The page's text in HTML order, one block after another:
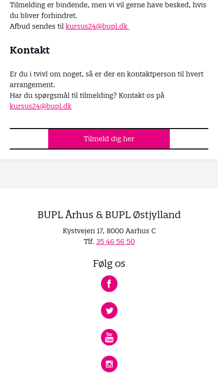
Tilmelding er bindende, men vi vil gerne have besked, hvis
du bliver forhindret.
Afbud sendes til kursus2 4 @bupl.dk
Kontakt
Er du i tvivl om noget, så er der en kontaktperson til hvert
arrangement.
Har du spørgsmål til tilmelding? Kontakt os på
kursu s24@b upl.dk
Tilmeld dig her
BUPL Århus & BUPL Østjylland
Kystvejen 17, 8000 Aarhus C
Tlf. 35 46 56 50
Følg os